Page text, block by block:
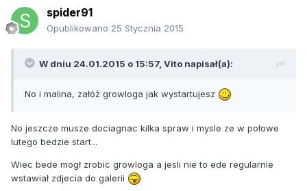
spider91
Opublikowano 25 Stycznia 2015
W dniu 24.01.2015 o 15:57, Vito napisał(a):
No i malina, załóż growloga jak wystartujesz
No jeszcze musze dociagnac kilka spraw i mysle ze w połowe
lutego bedzie start...
Wiec bede mogł zrobic growloga a jesli nie to ede regularnie
wstawiał zdjecia do galerii